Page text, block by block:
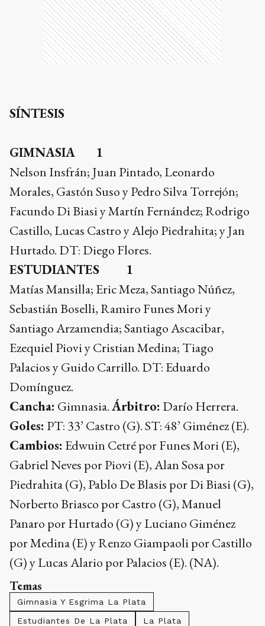
SÍNTESIS
GIMNASIA 1
Nelson Insfrán; Juan Pintado, Leonardo
Morales, Gastón Suso y Pedro Silva Torrejón;
Facundo Di Biasi y Martín Fernández; Rodrigo
Castillo, Lucas Castro y Alejo Piedrahita; y Jan
Hurtado. DT: Diego Flores.
ESTUDIANTES 1
Matías Mansilla; Eric Meza, Santiago Núñez,
Sebastián Boselli, Ramiro Funes Mori y
Santiago Arzamendia; Santiago Ascacibar,
Ezequiel Piovi y Cristian Medina; Tiago
Palacios y Guido Carrillo. DT: Eduardo
Domínguez.
Cancha: Gimnasia.Árbitro: Darío Herrera.
Goles: PT: 33’ Castro (G). ST: 48’ Giménez (E).
Cambios: Edwuin Cetré por Funes Mori (E),
Gabriel Neves por Piovi (E), Alan Sosa por
Piedrahita (G), Pablo De Blasis por Di Biasi (G),
Norberto Briasco por Castro (G), Manuel
Panaro por Hurtado (G) y Luciano Giménez
por Medina (E) y Renzo Giampaoli por Castillo
(G) y Lucas Alario por Palacios (E). (NA).
Temas
Gimnasia Y Esgrima La Plata
Estudiantes De La Plata
La Plata